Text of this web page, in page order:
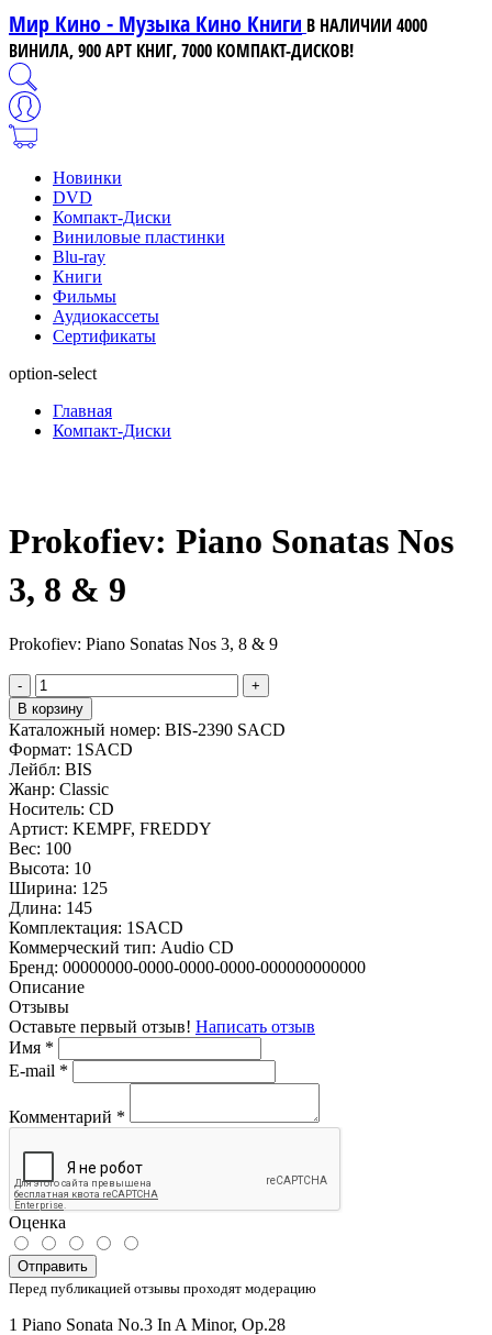
Мир Кино - Музыка Кино Книги В НАЛИЧИИ 4000
ВИНИЛА, 900 АРТ КНИГ, 7000 КОМПАКТ-ДИСКОВ!
Новинки
DVD
Компакт-Диски
Виниловые пластинки
Blu-ray
Книги
Фильмы
Аудиокассеты
Сертификаты
option-select
Главная
Компакт-Диски
Prokofiev: Piano Sonatas Nos
3, 8 & 9
Prokofiev: Piano Sonatas Nos 3, 8 & 9
-
+
В корзину
Каталожный номер: BIS-2390 SACD
Формат: 1SACD
Лейбл: BIS
Жанр: Classic
Носитель: CD
Артист: KEMPF, FREDDY
Вес: 100
Высота: 10
Ширина: 125
Длина: 145
Комплектация: 1SACD
Коммерческий тип: Audio CD
Бренд: 00000000-0000-0000-0000-000000000000
Описание
Отзывы
Оставьте первый отзыв! Написать отзыв
Имя *
E-mail *
Комментарий *
Оценка
Отправить
Перед публикацией отзывы проходят модерацию
1 Piano Sonata No.3 In A Minor, Op.28